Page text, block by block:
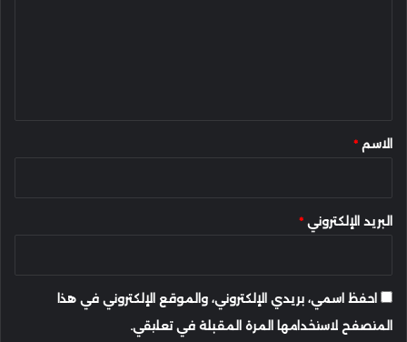
*الاسم *
البريد الإلكتروني *
احفظ اسمي، بريدي الإلكتروني، والموقع الإلكتروني في هذا
المتصفح لاستخدامها المرة المقبلة في تعليقي.